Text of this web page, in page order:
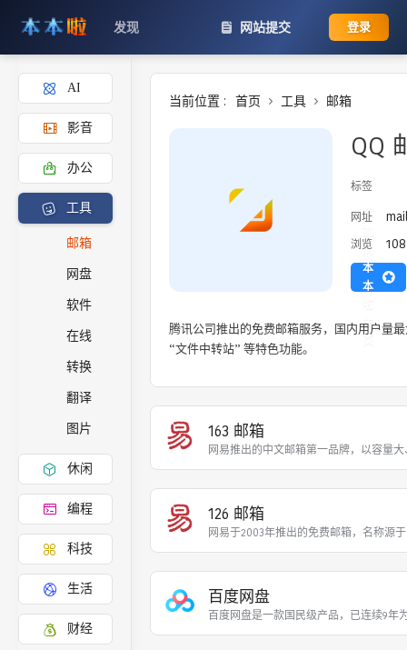
发现 网站提交 登录
AI
影音
办公
工具
邮箱
网盘
软件
在线
转换
翻译
图片
休闲
编程
科技
生活
财经
当前位置 : 首页 工具 邮箱
QQ
标签
网址
浏览 108
添
到
本
本
主
腾讯公司推出的免费邮箱服务，国内用户量
“文件中转站” 等特色功能。
163 邮箱
网易推出的中文邮箱第一品牌，以容量
126 邮箱
网易于2003年推出的免费邮箱，名称源
百度网盘
百度网盘是一款国民级产品，已连续9年